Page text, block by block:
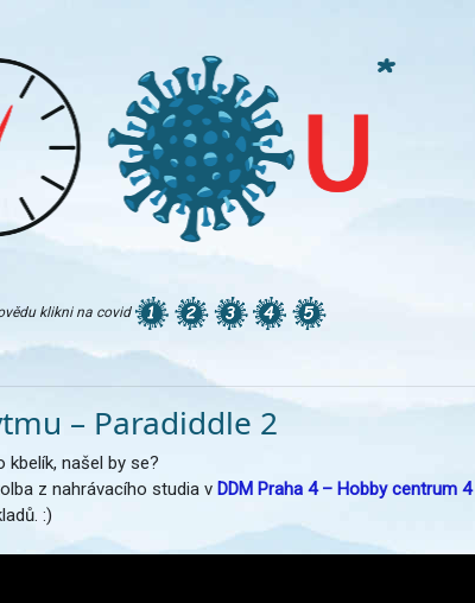
klikni na covid
– Paradiddle 2
našel by se?
z nahrávacího studia v DDM Praha 4 – Hobby centrum 4
:)